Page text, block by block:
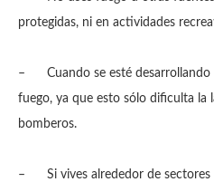
protegidas, ni en actividades
– Cuando se esté desarrollando
fuego, ya que esto sólo dificulta la
bomberos.
– Si vives alrededor de sectores